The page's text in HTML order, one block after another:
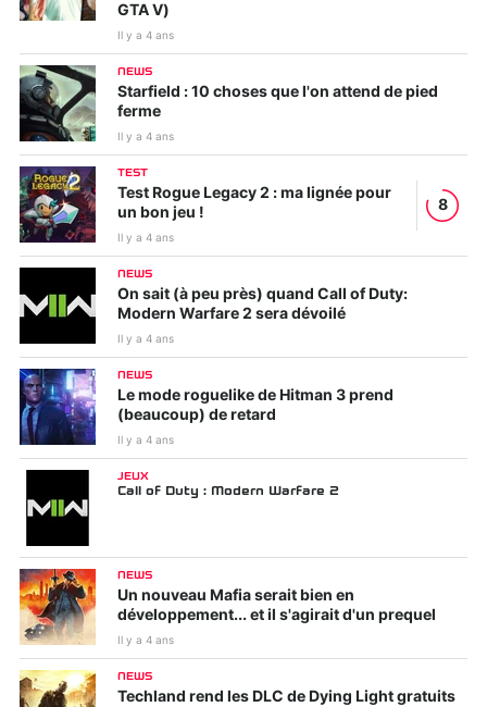
GTA V)
Il y a 4 ans
NEWS
Starfield : 10 choses que l'on attend de pied
ferme
Il y a 4 ans
TEST
Test Rogue Legacy 2 : ma lignée pour
un bon jeu !
Il y a 4 ans
8
NEWS
On sait (à peu près) quand Call of Duty:
Modern Warfare 2 sera dévoilé
Il y a 4 ans
NEWS
Le mode roguelike de Hitman 3 prend
(beaucoup) de retard
Il y a 4 ans
JEUX
Call of Duty : Modern Warfare 2
NEWS
Un nouveau Mafia serait bien en
développement... et il s'agirait d'un prequel
Il y a 4 ans
NEWS
Techland rend les DLC de Dying Light gratuits